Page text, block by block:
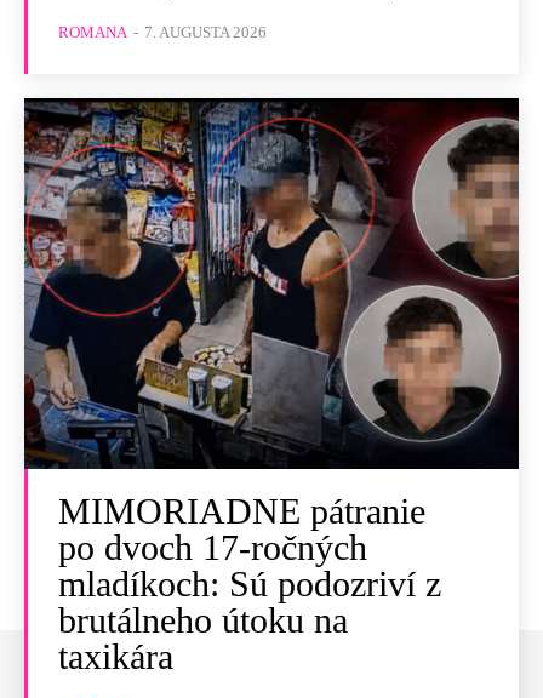
ROMANA - 7. AUGUSTA 2026
MIMORIADNE pátranie
po dvoch 17-ročných
mladíkoch: Sú podozriví z
brutálneho útoku na
taxikára